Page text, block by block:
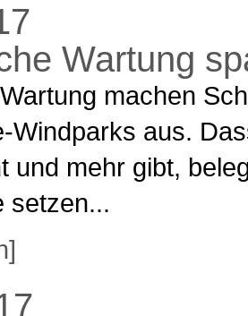
Wartung
machen
Windparks aus.
und mehr gibt,
setzen...